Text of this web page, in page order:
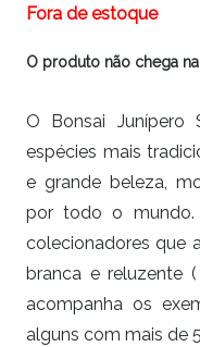
Fora de estoque
O produto não chega
O Bonsai Junípero
espécies mais
e grande beleza,
por todo o
colecionadores que
branca e reluzente
acompanha os
alguns com mais de